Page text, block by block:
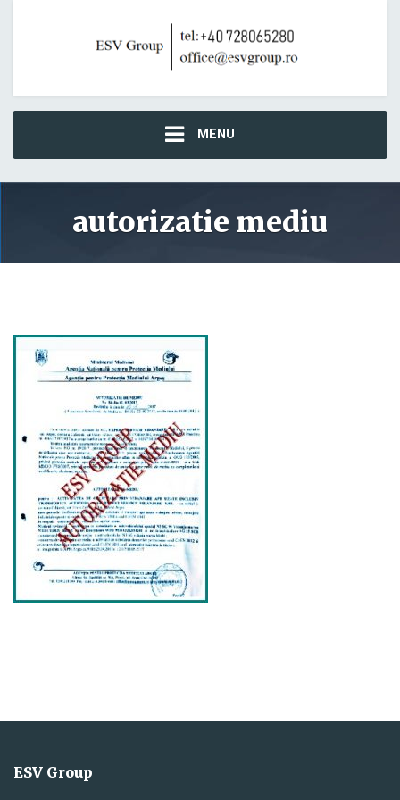
MENU
autorizatie mediu
ESV Group